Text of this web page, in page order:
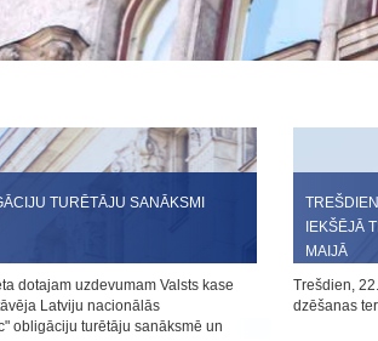
TURĒTĀJU SANĀKSMI
dotajam uzdevumam Valsts kase
Latviju nacionālās
obligāciju turētāju sanāksmē un
IEKŠĒJĀ
MAIJĀ
Trešdien,
dzēšanas